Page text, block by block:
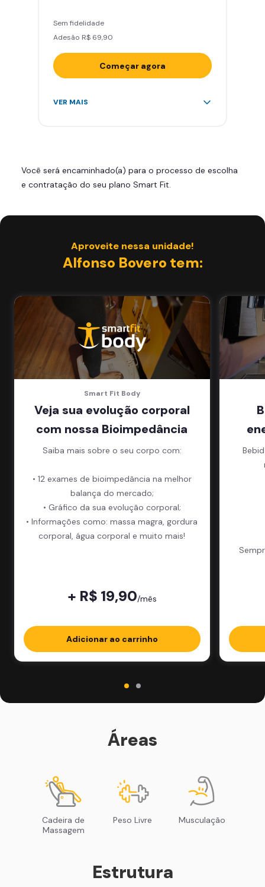
Sem fidelidade
Adesão R$ 69,90
Começar agora
Acesso ilimitado a +2.000
Skeelo App (Audiobook)*
Área de musculação e aeróbicos
VER MAIS
Você será encaminhado(a) para o processo de escolha
e contratação do seu plano Smart Fit.
Aproveite nessa unidade!
Alfonso Bovero tem:
Smart Fit Body
Veja sua evolução corporal
com nossa Bioimpedância
Saiba mais sobre o seu corpo com:
• 12 exames de bioimpedância na melhor
balança do mercado;
• Gráfico da sua evolução corporal;
• Informações como: massa magra, gordura
corporal, água corporal e muito mais!
+ R$ 19,90/mês
Adicionar ao carrinho
Áreas
Cadeira de
Massagem
Peso Livre Musculação
Estrutura